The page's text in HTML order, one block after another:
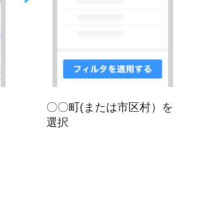
〇〇町(または市区村）を
選択